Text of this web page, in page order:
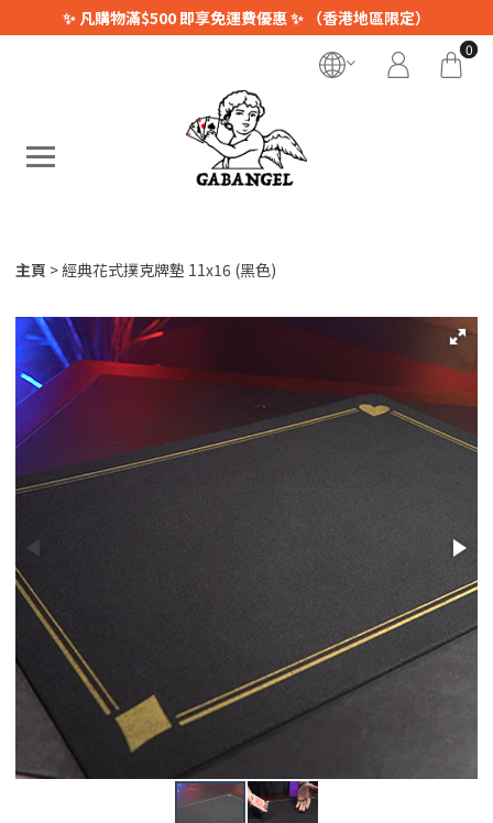
✨ 凡購物滿$500 即享免運費優惠 ✨ （香港地區限定）
0
主頁 經典花式撲克牌墊 11x16 (黑色)